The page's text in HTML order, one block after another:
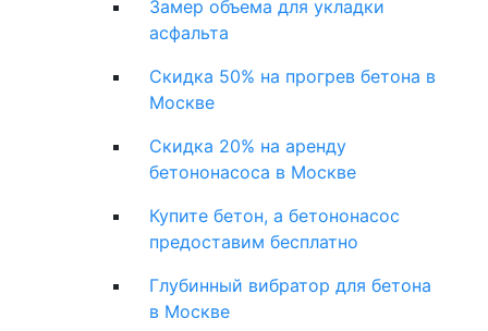
Замер объема для укладки
асфальта
Скидка 50% на прогрев бетона в
Москве
Скидка 20% на аренду
бетононасоса в Москве
Купите бетон, а бетононасос
предоставим бесплатно
Глубинный вибратор для бетона
в Москве